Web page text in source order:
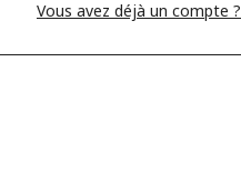
Vous avez déjà un compte ?